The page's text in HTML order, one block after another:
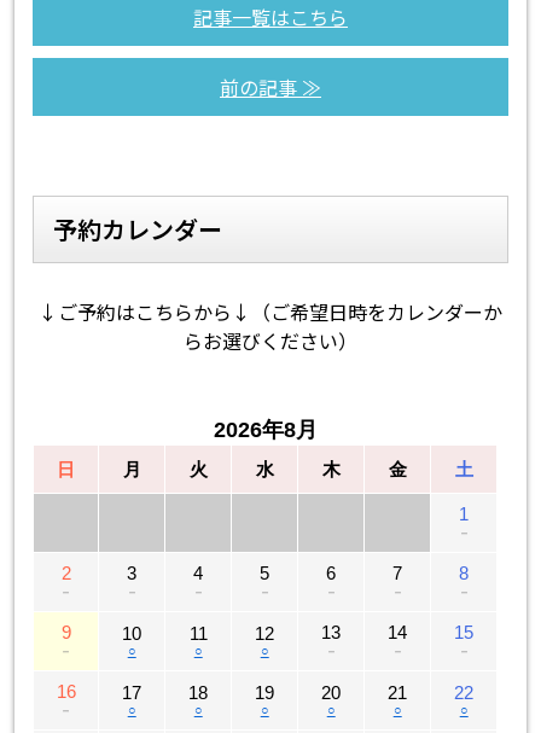
記事一覧はこちら
前の記事 ≫
予約カレンダー
↓ご予約はこちらから↓（ご希望日時をカレンダーか
らお選びください）
2026年8月
日 月 火 水 木 金 土
1
－
2
－
3
－
4
－
5
－
6
－
7
－
8
－
9
－
10
○
11
○
12
○
13
－
14
－
15
－
16
－
17
○
18
○
19
○
20
○
21
○
22
○